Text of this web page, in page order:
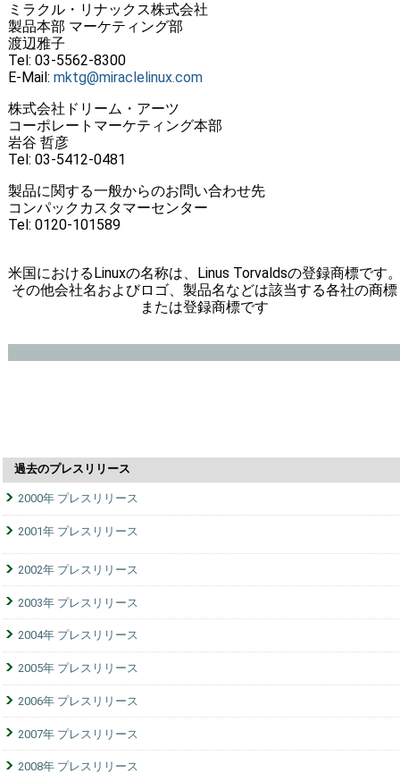
ミラクル・リナックス株式会社
製品本部 マーケティング部
渡辺雅子
Tel: 03-5562-8300
E-Mail: mktg@miraclelinux.com
株式会社ドリーム・アーツ
コーポレートマーケティング本部
岩谷 哲彦
Tel: 03-5412-0481
製品に関する一般からのお問い合わせ先
コンパックカスタマーセンター
Tel: 0120-101589
米国におけるLinuxの名称は、Linus Torvaldsの登録商標です
その他会社名およびロゴ、製品名などは該当する各社の商標
または登録商標です
過去のプレスリリース
2000年 プレスリリース
2001年 プレスリリース
2002年 プレスリリース
2003年 プレスリリース
2004年 プレスリリース
2005年 プレスリリース
2006年 プレスリリース
2007年 プレスリリース
2008年 プレスリリース